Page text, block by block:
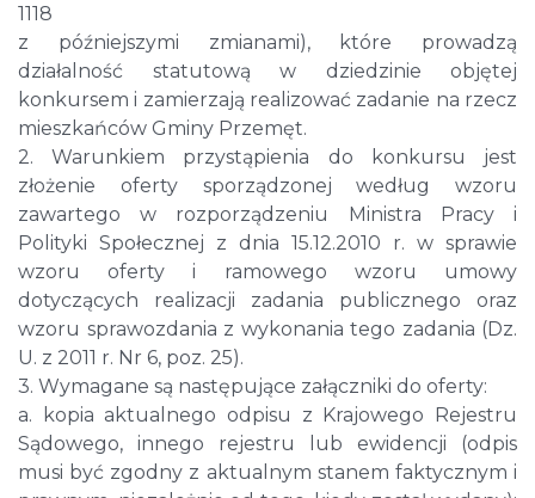
1118
z późniejszymi zmianami), które prowadzą
działalność statutową w dziedzinie objętej
konkursem i zamierzają realizować zadanie na rzecz
mieszkańców Gminy Przemęt.
2. Warunkiem przystąpienia do konkursu jest
złożenie oferty sporządzonej według wzoru
zawartego w rozporządzeniu Ministra Pracy i
Polityki Społecznej z dnia 15.12.2010 r. w sprawie
wzoru oferty i ramowego wzoru umowy
dotyczących realizacji zadania publicznego oraz
wzoru sprawozdania z wykonania tego zadania (Dz.
U. z 2011 r. Nr 6, poz. 25).
3. Wymagane są następujące załączniki do oferty:
a. kopia aktualnego odpisu z Krajowego Rejestru
Sądowego, innego rejestru lub ewidencji (odpis
musi być zgodny z aktualnym stanem faktycznym i